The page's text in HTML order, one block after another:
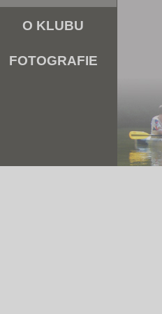
O KLUBU
FOTOGRAFIE